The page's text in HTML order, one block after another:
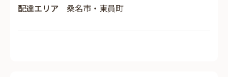
配達エリア
桑名市・東員町